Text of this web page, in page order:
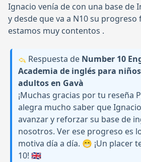
Ignacio venía de con una base de
y desde que va a N10 su progreso
estamos muy contentos .
Respuesta de Number 10
Academia de inglés para
adultos en Gavà
¡Muchas gracias por tu reseña
alegra mucho saber que
avanzar y reforzar su base de
nosotros. Ver ese progreso es
motiva día a día. 😁 ¡Un placer
10! 🇬🇧